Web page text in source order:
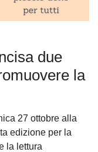
due
la
27 ottobre alla
edizione per la
la lettura